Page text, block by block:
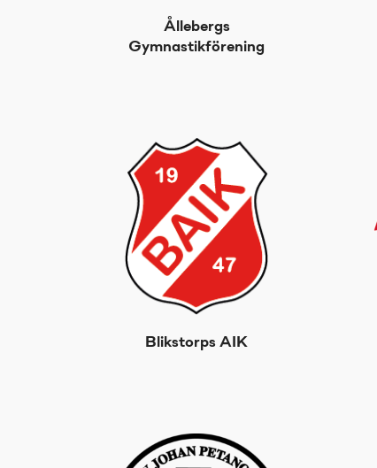
Ållebergs
Gymnastikförening
Blikstorps AIK